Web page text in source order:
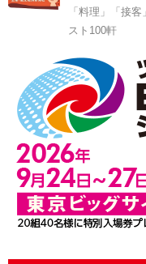
「料理」「接
スト100軒